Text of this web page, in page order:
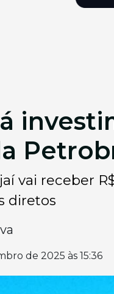
vai receber
diretos
de 2025 às 15:36